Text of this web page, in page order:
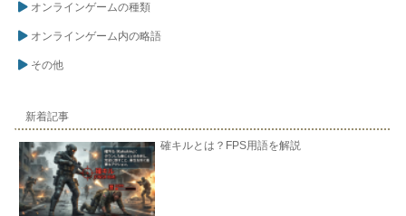
オンラインゲームの種類
オンラインゲーム内の略語
その他
新着記事
確キルとは？FPS用語を解説